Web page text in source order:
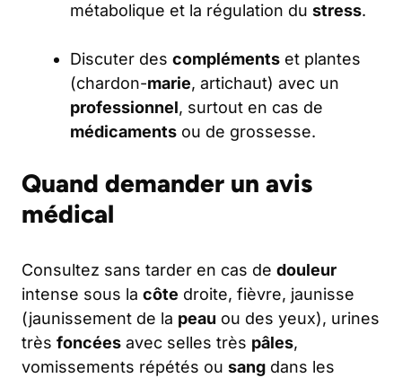
métabolique et la régulation du stress.
Discuter des compléments et plantes
(chardon-marie, artichaut) avec un
professionnel, surtout en cas de
médicaments ou de grossesse.
Quand demander un avis
médical
Consultez sans tarder en cas de douleur
intense sous la côte droite, fièvre, jaunisse
(jaunissement de la peau ou des yeux), urines
très foncées avec selles très pâles,
vomissements répétés ou sang dans les